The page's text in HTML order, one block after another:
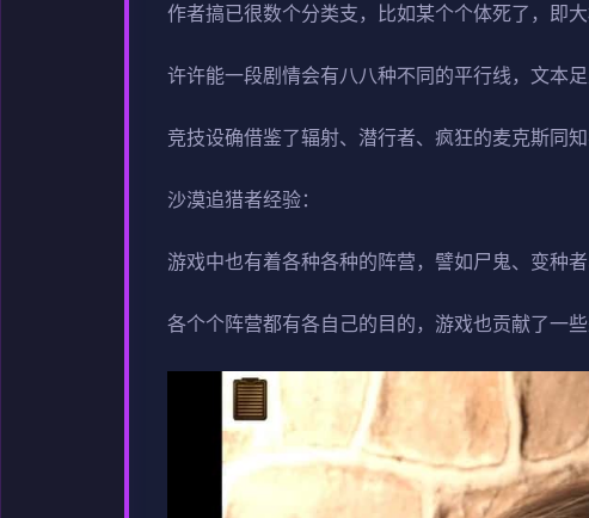
作者搞已很数个分类支，比如某个个体死了，即
许许能一段剧情会有八八种不同的平行线，文本
竞技设确借鉴了辐射、潜行者、疯狂的麦克斯同知
沙漠追猎者经验：
游戏中也有着各种各种的阵营，譬如尸鬼、变种者
各个个阵营都有各自己的目的，游戏也贡献了一